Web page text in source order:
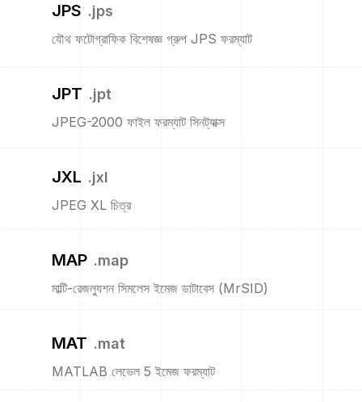
JPS .jps
যৌথ ফটোগ্রাফিক বিশেষজ্ঞ গ্রুপ JPS ফরম্যাট
JPT .jpt
JPEG-2000 ফাইল ফরম্যাট সিনট্যাক্স
JXL .jxl
JPEG XL চিত্র
MAP .map
মাল্টি-রেজল্যুশন সিমলেস ইমেজ ডাটাবেস (MrSID)
MAT .mat
MATLAB লেভেল 5 ইমেজ ফরম্যাট